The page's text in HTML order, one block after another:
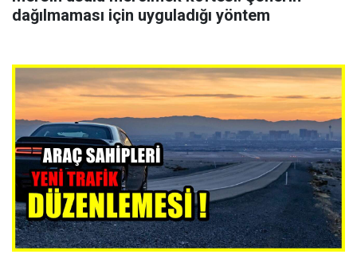
dağılmaması için uyguladığı yöntem